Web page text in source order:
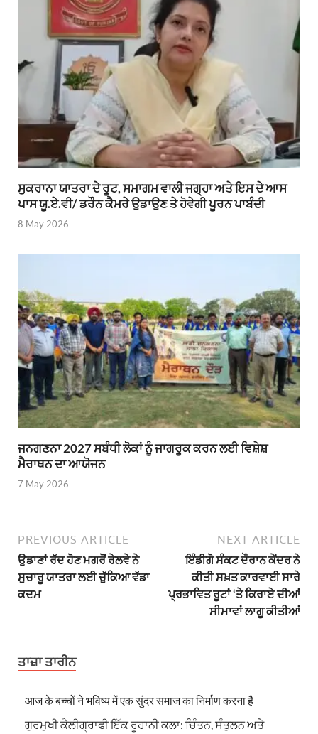
ਸੁਕਰਾਨਾ ਯਾਤਰਾ ਦੇ ਰੂਟ, ਸਮਾਗਮ ਵਾਲੀ ਜਗ੍ਹਾ ਅਤੇ ਇਸ ਦੇ ਆਸ
ਪਾਸ ਯੂ.ਏ.ਵੀ/ ਡਰੌਨ ਕੈਮਰੇ ਉਡਾਉਣ ਤੇ ਹੋਵੇਗੀ ਪੂਰਨ ਪਾਬੰਦੀ
8 May 2026
ਜਨਗਣਨਾ 2027 ਸਬੰਧੀ ਲੋਕਾਂ ਨੂੰ ਜਾਗਰੂਕ ਕਰਨ ਲਈ ਵਿਸ਼ੇਸ਼
ਮੈਰਾਥਨ ਦਾ ਆਯੋਜਨ
7 May 2026
PREVIOUS ARTICLE
ਉਡਾਣਾਂ ਰੱਦ ਹੋਣ ਮਗਰੋਂ ਰੇਲਵੇ ਨੇ
ਸੁਚਾਰੂ ਯਾਤਰਾ ਲਈ ਚੁੱਕਿਆ ਵੱਡਾ
ਕਦਮ
NEXT ARTICLE
ਇੰਡੀਗੋ ਸੰਕਟ ਦੌਰਾਨ ਕੇਂਦਰ ਨੇ
ਕੀਤੀ ਸਖ਼ਤ ਕਾਰਵਾਈ ਸਾਰੇ
ਪ੍ਰਭਾਵਿਤ ਰੂਟਾਂ ‘ਤੇ ਕਿਰਾਏ ਦੀਆਂ
ਸੀਮਾਵਾਂ ਲਾਗੂ ਕੀਤੀਆਂ
ਤਾਜ਼ਾ ਤਾਰੀਨ
आज के बच्चों ने भविष्य में एक सुंदर समाज का निर्माण करना है
ਗੁਰਮੁਖੀ ਕੈਲੀਗ੍ਰਾਫੀ ਇੱਕ ਰੂਹਾਨੀ ਕਲਾ: ਚਿੰਤਨ, ਸੰਤੁਲਨ ਅਤੇ